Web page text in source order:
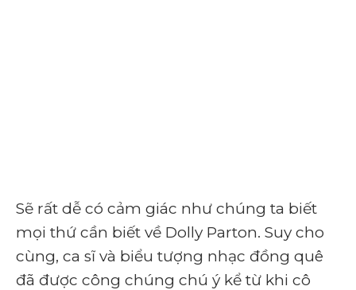
Sẽ rất dễ có cảm giác như chúng ta biết
mọi thứ cần biết về Dolly Parton. Suy cho
cùng, ca sĩ và biểu tượng nhạc đồng quê
đã được công chúng chú ý kể từ khi cô